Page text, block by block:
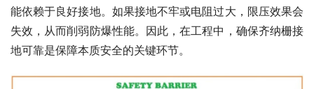
能依赖于良好接地。如果接地不牢或电阻过大，限压效果会
失效，从而削弱防爆性能。因此，在工程中，确保齐纳栅接
地可靠是保障本质安全的关键环节。